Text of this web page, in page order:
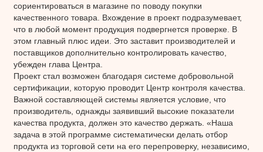
сориентироваться в магазине по поводу покупки
качественного товара. Вхождение в проект подразумевает,
что в любой момент продукция подвергнется проверке. В
этом главный плюс идеи. Это заставит производителей и
поставщиков дополнительно контролировать качество,
убежден глава Центра.
Проект стал возможен благодаря системе добровольной
сертификации, которую проводит Центр контроля качества.
Важной составляющей системы является условие, что
производитель, однажды заявивший высокие показатели
качества продукта, должен это качество держать. «Наша
задача в этой программе систематически делать отбор
продукта из торговой сети на его перепроверку, независимо,